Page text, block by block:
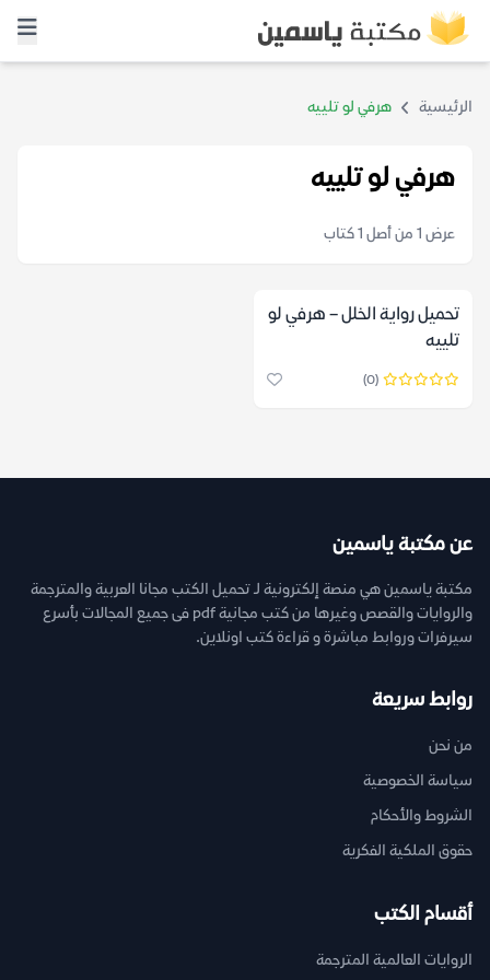
الرئيسية هرفي لو تلييه
هرفي لو تلييه
عرض 1 من أصل 1 كتاب
تحميل رواية الخلل – هرفي لو
تلييه
(0)
عن مكتبة ياسمين
مكتبة ياسمين هي منصة إلكترونية لـ تحميل الكتب مجانا العربية والمترجمة
والروايات والقصص وغيرها من كتب مجانية pdf فى جميع المجالات بأسرع
سيرفرات وروابط مباشرة و قراءة كتب اونلاين.
روابط سريعة
من نحن
سياسة الخصوصية
الشروط والأحكام
حقوق الملكية الفكرية
أقسام الكتب
الروايات العالمية المترجمة